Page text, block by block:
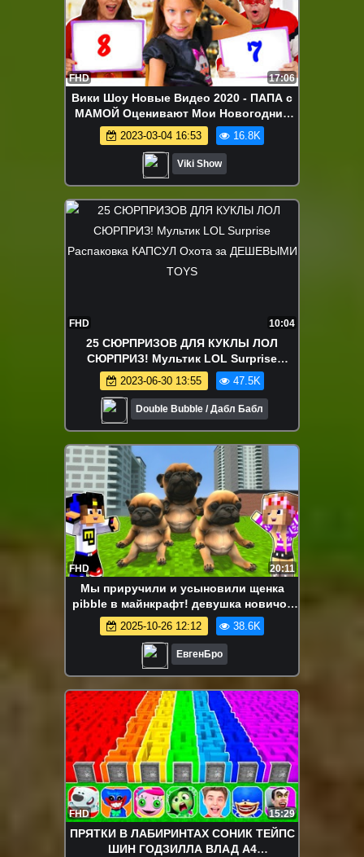
FHD 17:06
Вики Шоу Новые Видео 2020 - ПАПА с
МАМОЙ Оценивают Мои Новогодние
Костюмы / Вики Шоу
2023-03-04 16:53 16.8K
Viki Show
FHD 10:04
25 СЮРПРИЗОВ ДЛЯ КУКЛЫ ЛОЛ
СЮРПРИЗ! Мультик LOL Surprise
Распаковка КАПСУЛ Охота за
ДЕШЕВЫМИ TOYS
2023-06-30 13:55 47.5K
Double Bubble / Дабл Бабл
FHD 20:11
Мы приручили и усыновили щенка
pibble в майнкрафт! девушка новичок
видео minecraft
2025-10-26 12:12 38.6K
ЕвгенБро
FHD 15:29
ПРЯТКИ В ЛАБИРИНТАХ СОНИК ТЕЙПС
ШИН ГОДЗИЛЛА ВЛАД А4